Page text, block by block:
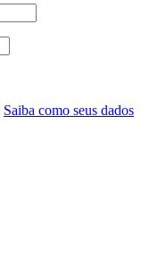
Saiba como seus dados